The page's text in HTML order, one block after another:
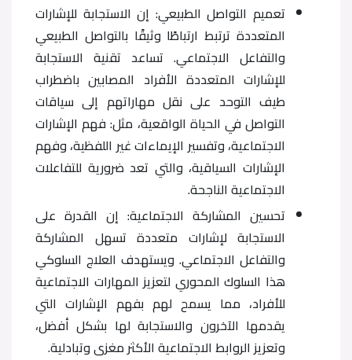
تعميم التواصل الطبيعي: إن الاستجابة للإشارات
المتعددة ترتبط ارتباطًا وثيقًا بالتواصل الطبيعي
والتفاعل الاجتماعي. تساعد تقنية الاستجابة
للإشارات المتعددة الأفراد المصابين باضطراب
طيف التوحد على نقل مهاراتهم إلى سياقات
التواصل في الحياة الواقعية، مثل: فهم الإشارات
الاجتماعية، وتفسير الإيماءات غير اللفظية، وفهم
الإشارات السياقية، والتي تعد ضرورية للتفاعلات
الاجتماعية الناجحة.
تحسين المشاركة الاجتماعية: إن القدرة على
الاستجابة لإشارات متعددة تسهل المشاركة
والتفاعل الاجتماعي. ويستهدف العلاج السلوكي
هذا السلوك المحوري لتعزيز المهارات الاجتماعية
للأفراد، مما يسمح لهم بفهم الإشارات التي
يقدمها الآخرون والاستجابة لها بشكل أفضل،
وتعزيز الروابط الاجتماعية الأكثر مغزى وتبادلية.